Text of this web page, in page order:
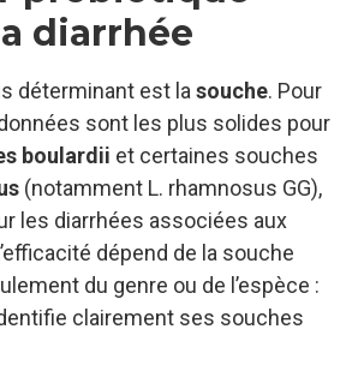
diarrhée
déterminant est la souche. Pour
sont les plus solides pour
boulardii et certaines souches
(notamment L. rhamnosus GG),
les diarrhées associées aux
dépend de la souche
du genre ou de l’espèce :
clairement ses souches